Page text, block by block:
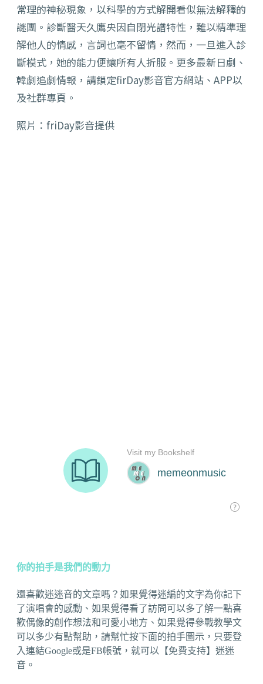
常理的神秘現象， 以科學的方式解開看似無法解釋的
謎團。 診斷醫天久鷹央因自閉光譜特性，難以精準理
解他人的情感， 言詞也毫不留情，然而，一旦進入診
斷模式， 她的能力便讓所有人折服。更多最新日劇、
韓劇追劇情報， 請鎖定firDay影音官方網站、APP以
及社群專頁。
照片：friDay影音提供
你的拍手是我們的動力
還喜歡迷迷音的文章嗎？如果覺得迷編的文字為你記下
了演唱會的感動、如果覺得看了訪問可以多了解一點喜
歡偶像的創作想法和可愛小地方、如果覺得參戰教學文
可以多少有點幫助，請幫忙按下面的拍手圖示，只要登
入連結Google或是FB帳號，就可以【免費支持】迷迷
音。